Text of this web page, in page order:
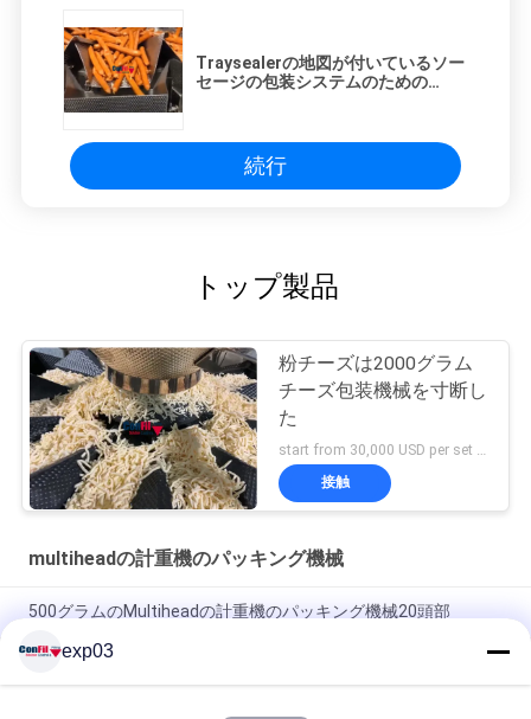
Traysealerの地図が付いているソー
セージの包装システムのための
続行
トップ製品
粉チーズは2000グラム
チーズ包装機械を寸断し
た
start from 30,000 USD per set FOB Shunde China MOQ:1セット
接触
multiheadの計重機のパッキング機械
500グラムのMultiheadの計重機のパッキング機械20頭部
10の頭部のパンケーキ パン屋VFFSのパッキング ラインのため
の自動重量を量るパッキング機械
exp03